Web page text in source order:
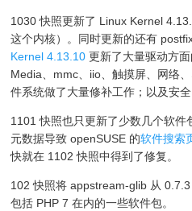
1030 快照更新了 Linux Kernel
这个内核）。同时更新的还有
Kernel 4.13.10 更新了大量驱动方面
Media、mmc、iio、触摸屏、网络
件系统做了大量修补工作；以及安
1101 快照也只更新了少数几个软
元数据导致 openSUSE 的软件搜索
快就在 1102 快照中得到了修复。
102 快照将 appstream-glib 从
包括 PHP 7 在内的一些软件包。